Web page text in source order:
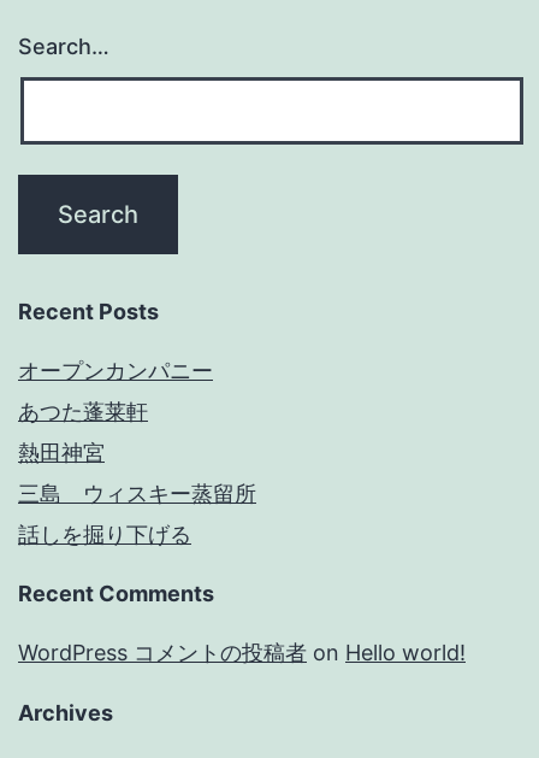
Search…
Recent Posts
オープンカンパニー
あつた蓬莱軒
熱田神宮
三島 ウィスキー蒸留所
話しを掘り下げる
Recent Comments
WordPress コメントの投稿者 on Hello world!
Archives